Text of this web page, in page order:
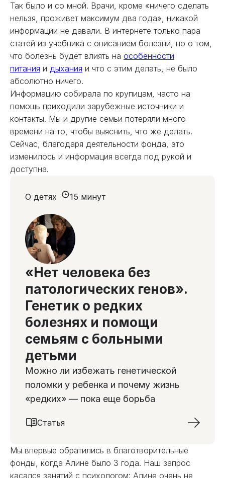
Так было и со мной. Врачи, кроме «ничего сделать
нельзя, проживет максимум два года», никакой
информации не давали. В интернете только пара
статей из учебника с описанием болезни, но о том,
что болезнь будет влиять на особенности
питания и дыхания и что с этим делать, не было
абсолютно ничего.
Информацию собирала по крупицам, часто на
помощь приходили зарубежные источники и
контакты. Мы и другие семьи потеряли много
времени на то, чтобы выяснить, что же делать.
Сейчас, благодаря деятельности фонда, это
изменилось и информация всегда под рукой и
доступна.
«Нет человека без
патологических генов».
Генетик о редких
болезнях и помощи
семьям с больными
детьми
Можно ли избежать генетической
поломки у ребенка и почему жизнь
«редких» — пока еще борьба
О детях
Статья
15 минут
Мы впервые обратились в благотворительные
фонды, когда Алине было 3 года. Наш запрос
касался занятий с психологом: Алине очень не